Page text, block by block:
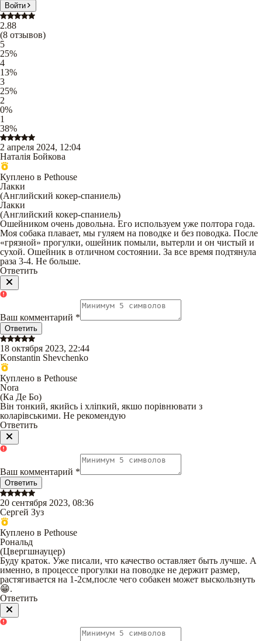
Войти
2.88
(8 отзывов)
5
25%
4
13%
3
25%
2
0%
1
38%
2 апреля 2024, 12:04
Наталія Бойкова
Куплено в Pethouse
Лакки
(Английский кокер-спаниель)
Лакки
(Английский кокер-спаниель)
Ошейником очень довольна. Его используем уже полтора года.
Моя собака плавает, мы гуляем на поводке и без поводка. После
«грязной» прогулки, ошейник помыли, вытерли и он чистый и
сухой. Ошейник в отличном состоянии. За все время подтянула
раза 3-4. Не больше.
Ответить
Ваш комментарий *
Ответить
18 октября 2023, 22:44
Konstantin Shevchenko
Куплено в Pethouse
Nora
(Ка Де Бо)
Він тонкий, якийсь і хліпкий, якшо порівнювати з
коларівськими. Не рекомендую
Ответить
Ваш комментарий *
Ответить
20 сентября 2023, 08:36
Сергей Зуз
Куплено в Pethouse
Рональд
(Цвергшнауцер)
Буду краток. Уже писали, что качество оставляет быть лучше. А
именно, в процессе прогулки на поводке не держит размер,
растягивается на 1-2см,после чего собакен может выскользнуть
😁.
Ответить